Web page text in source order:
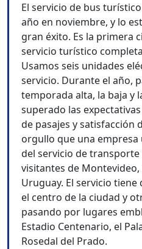
El servicio de bus
año en noviembre, y lo
gran éxito. Es la primera
servicio turístico
Usamos seis unidades
servicio. Durante el año,
temporada alta, la baja y
superado las
de pasajes y satisfacción
orgullo que una empresa
del servicio de
visitantes de
Uruguay. El servicio
el centro de la ciudad y
pasando por lugares
Estadio Centenario, el
Rosedal del Prado.